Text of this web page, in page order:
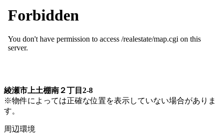
綾瀬市上土棚南２丁目2-8
※物件によっては正確な位置を表示していない場合がありま
す。
周辺環境